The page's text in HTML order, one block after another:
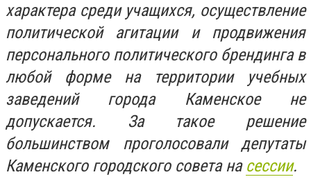
характера среди учащихся, осуществление
политической агитации и продвижения
персонального политического брендинга в
любой форме на территории учебных
заведений города Каменское не
допускается. За такое решение
большинством проголосовали депутаты
Каменского городского совета на сессии.